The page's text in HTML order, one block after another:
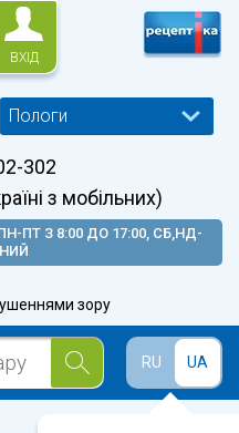
ВХІД
Пологи
302
з мобільних)
ПТ З 8:00 ДО 17:00, СБ,НД-
зору
RU UA